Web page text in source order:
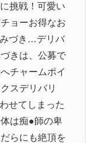
挑戦！可愛い
ョーお得なお
づき…デリバ
きは、公募で
チャームポイ
スデリバリ
せてしまった
は痴●師の卑
らにも絶頂を